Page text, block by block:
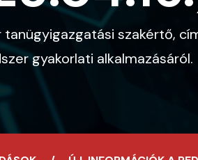
tanügyigazgatási szakértő,
gyakorlati alkalmazásáról.